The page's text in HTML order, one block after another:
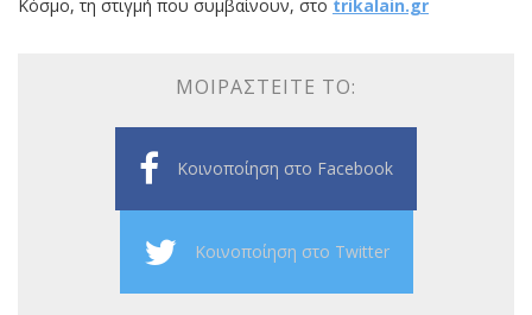
Κόσμο, τη στιγμή που συμβαίνουν, στο trikalain.gr
ΜΟΙΡΑΣΤΕΊΤΕ ΤΟ:
Κοινοποίηση στο Facebook
Κοινοποίηση στο Twitter